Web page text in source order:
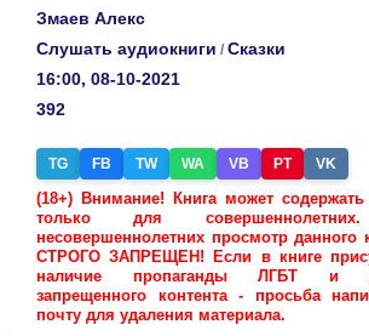
Змаев Алекс
Слушать аудиокниги / Сказки
16:00, 08-10-2021
392
TG FB TW WA VB PT VK
(18+) Внимание! Книга может содержать
только для
несовершеннолетних просмотр данного
СТРОГО ЗАПРЕЩЕН! Если в книге
наличие пропаганды ЛГБТ и
запрещенного контента - просьба
почту для удаления материала.